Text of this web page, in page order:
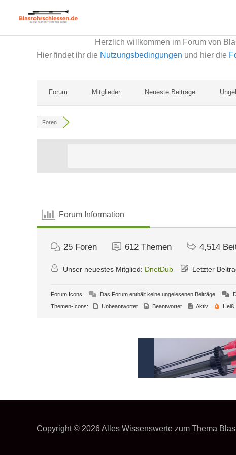
Herzlich willkommen im Forum von
Hier findet ihr die Nutzungsbedingungen und hier die
Forum Mitglieder Neueste Beiträge
Foren
Forum Information
25 Foren 612 Themen 4,514
Unser neuestes Mitglied: DnetDub Letzter
Forum Icons: Das Forum enthält keine ungelesenen Beiträge
Themen-Icons:
Unbeantwortet Beantwortet Aktiv Heiß
Copyright © 2026Alles Wissenswerte zum Thema